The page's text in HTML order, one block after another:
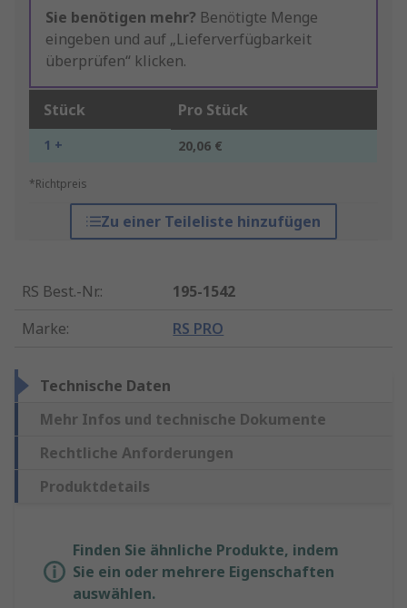
Sie benötigen mehr? Benötigte Menge
eingeben und auf „Lieferverfügbarkeit
überprüfen“ klicken.
Stück Pro Stück
1 + 20,06 €
*Richtpreis
Zu einer Teileliste hinzufügen
RS Best.-Nr.:
195-1542
Marke: RS PRO
Technische Daten
Mehr Infos und technische Dokumente
Rechtliche Anforderungen
Produktdetails
Finden Sie ähnliche Produkte, indem
Sie ein oder mehrere Eigenschaften
auswählen.